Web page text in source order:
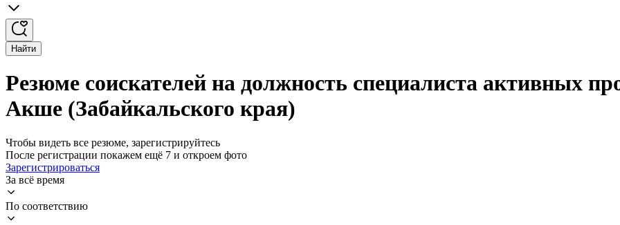
Найти
Резюме соискателей на должность специалиста активных
Акше (Забайкальского края)
Чтобы видеть все резюме, зарегистрируйтесь
После регистрации покажем ещё 7 и откроем фото
Зарегистрироваться
За всё время
По соответствию